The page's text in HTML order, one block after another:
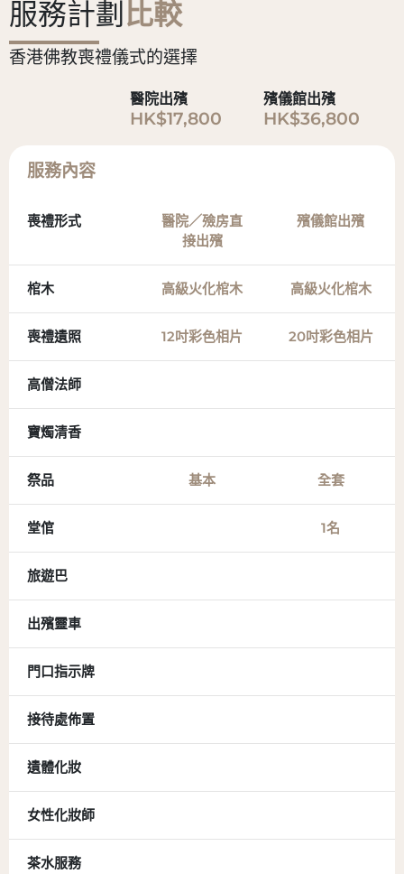
服務計劃 比較
香港佛教喪禮儀式的選擇
醫院出殯
HK$17,800
殯儀館出殯
HK$36,800
服務內容
喪禮形式
醫院／殮房直
接出殯
殯儀館出殯
棺木 高級火化棺木 高級火化棺木
喪禮遺照 12吋彩色相片 20吋彩色相片
高僧法師
寶燭清香
祭品 基本 全套
堂倌 1名
旅遊巴
出殯靈車
門口指示牌
接待處佈置
遺體化妝
女性化妝師
茶水服務